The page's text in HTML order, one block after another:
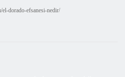
dorado-efsanesi-nedir/